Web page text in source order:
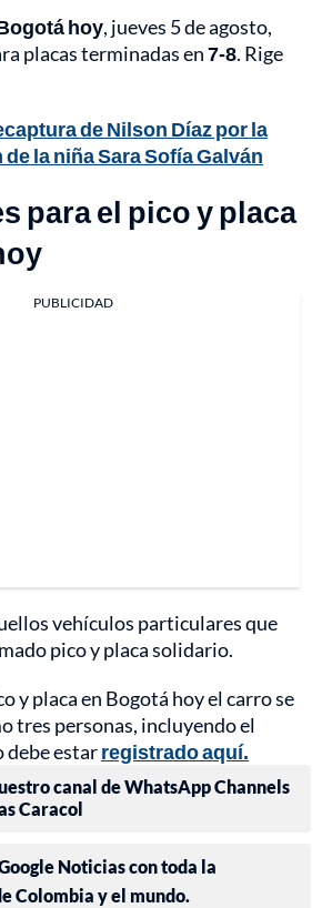
hoy, jueves 5 de agosto,
placas terminadas en7-8. Rige
de Nilson Díaz por la
la niña Sara Sofía Galván
para el pico y placa
PUBLICIDAD
vehículos particulares que
pico y placa solidario.
y placa en Bogotá hoy el carro se
tres personas, incluyendo el
debe estarregistrado aquí.
canal de WhatsApp Channels
Caracol
Noticias con toda la
Colombia y el mundo.